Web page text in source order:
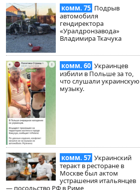
комм. 75 Подрыв
автомобиля
гендиректора
«Уралдронзавода»
Владимира Ткачука
комм. 60 Украинцев
избили в Польше за то,
что слушали украинскую
музыку.
комм. 57 Украинский
теракт в ресторане в
Москве был актом
устрашения итальянцев
— посольство РФ в Риме